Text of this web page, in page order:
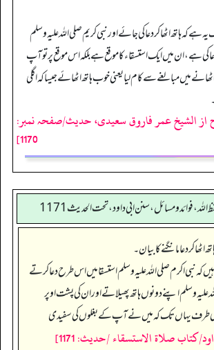
کہ ہاتھ اٹھا کر دعا کی جائے اور نبی کریم صلی اللہ علیہ وسلم
کی ہے، ان میں ایک استسقاء کا موقع ہے بلکہ اس موقع پر تو آپ
میں مبالغے سے کام لیا یعنی خوب ہاتھ اٹھائے جیسا کہ اگلی
از الشیخ عمر فاروق سعیدی، حدیث/صفحہ نمبر:
1170]
فوائد و مسائل، سنن ابي داود ، تحت الحديث 1171
اٹھا کر دعا مانگنے کا بیان۔
کہ نبی اکرم صلی اللہ علیہ وسلم استسقا میں اس طرح دعا کرتے
وسلم اپنے دونوں ہاتھ پھیلاتے اور ان کی پشت اوپر
کی طرف یہاں تک کہ میں نے آپ کے بغلوں کی سفیدی
كتاب صلاة الاستسقاء /حدیث: 1171]